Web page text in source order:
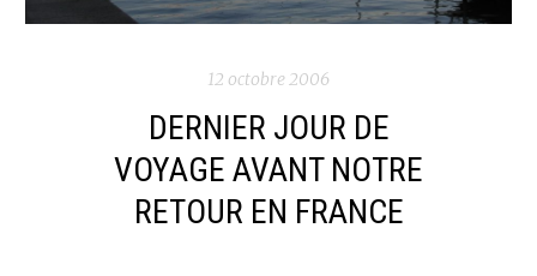
12 octobre 2006
DERNIER JOUR DE
VOYAGE AVANT NOTRE
RETOUR EN FRANCE